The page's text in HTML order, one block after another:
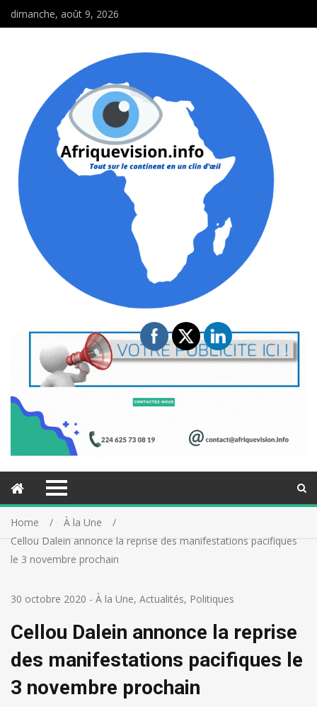
dimanche, août 9, 2026
Home
À la Une
Cellou Dalein annonce la reprise des manifestations pacifiques
le 3 novembre prochain
30 octobre 2020 - À la Une, Actualités, Politiques
Cellou Dalein annonce la reprise
des manifestations pacifiques le
3 novembre prochain